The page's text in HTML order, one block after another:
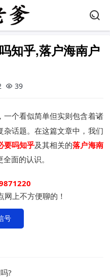
知乎,落户海南户
39
，一个看似简单但实则包含着诸
杂话题。在这篇文章中，我们
要吗知乎及其相关的落户海南
面的认识。
网上不方便聊的！
号
?